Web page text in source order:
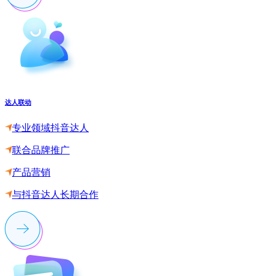
达人联动
专业领域抖音达人
联合品牌推广
产品营销
与抖音达人长期合作